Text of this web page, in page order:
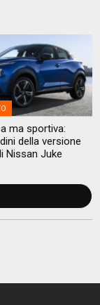
ma sportiva:
della versione
Nissan Juke